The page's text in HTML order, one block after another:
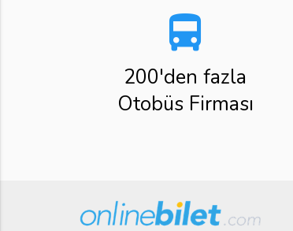
directions_bus
200'den fazla
Otobüs Firması